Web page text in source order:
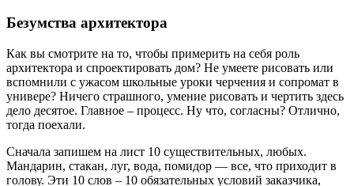
Безумства архитектора
Как вы смотрите на то, чтобы примерить на себя роль
архитектора и спроектировать дом? Не умеете рисовать или
вспомнили с ужасом школьные уроки черчения и сопромат в
универе? Ничего страшного, умение рисовать и чертить здесь
дело десятое. Главное – процесс. Ну что, согласны? Отлично,
тогда поехали.
Сначала запишем на лист 10 существительных, любых.
Мандарин, стакан, луг, вода, помидор — все, что приходит в
голову. Эти 10 слов – 10 обязательных условий заказчика,